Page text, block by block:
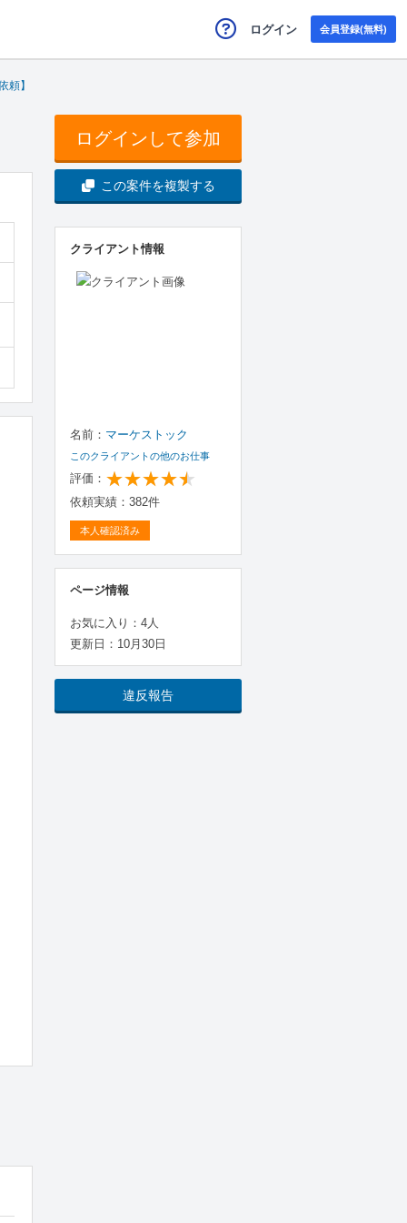
ログイン 会員登録(無料)
頼】
ログインして参加
この案件を複製する
クライアント情報
名前： マーケストック
このクライアントの他のお仕事
評価：
依頼実績：382件
本人確認済み
ページ情報
お気に入り：4人
更新日：10月30日
違反報告